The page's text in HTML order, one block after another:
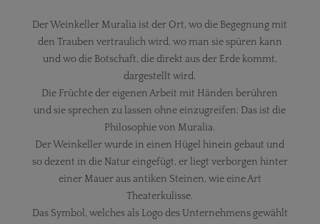
Der Weinkeller Muralia ist der Ort, wo die Begegnung mit
den Trauben vertraulich wird, wo man sie spüren kann
und wo die Botschaft, die direkt aus der Erde kommt,
dargestellt wird.
Die Früchte der eigenen Arbeit mit Händen berühren
und sie sprechen zu lassen ohne einzugreifen: Das ist die
Philosophie von Muralia.
Der Weinkeller wurde in einen Hügel hinein gebaut und
so dezent in die Natur eingefügt, er liegt verborgen hinter
einer Mauer aus antiken Steinen, wie eine Art
Theaterkulisse.
Das Symbol, welches als Logo des Unternehmens gewählt